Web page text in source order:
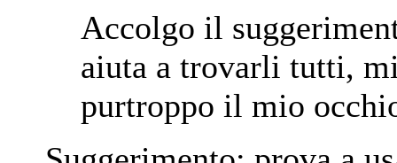
Accolgo il
aiuta a trovarli tutti,
purtroppo il mio